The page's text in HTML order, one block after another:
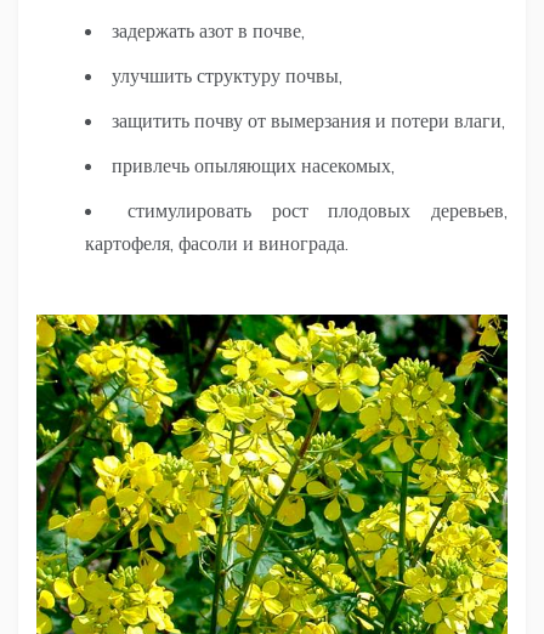
задержать азот в почве,
улучшить структуру почвы,
защитить почву от вымерзания и потери влаги,
привлечь опыляющих насекомых,
стимулировать рост плодовых деревьев,
картофеля, фасоли и винограда.